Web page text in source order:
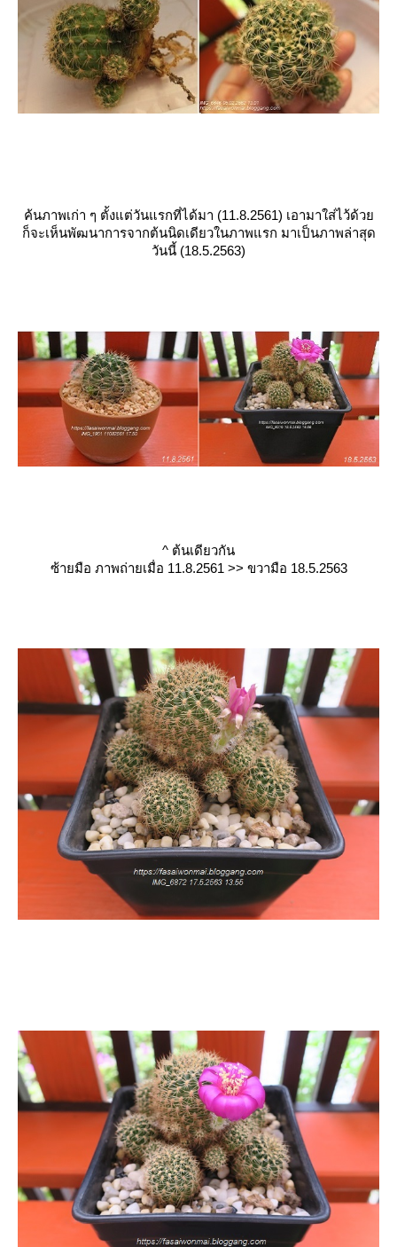
ค้นภาพเก่า ๆ ตั้งแต่วันแรกที่ได้มา (11.8.2561) เอามาใส่ไว้ด้ว
ก็จะเห็นพัฒนาการจากต้นนิดเดียวในภาพแรก มาเป็นภาพล่าสุด
วันนี้ (18.5.2563)
^ ต้นเดียวกัน
ซ้ายมือ ภาพถ่ายเมื่อ 11.8.2561 >> ขวามือ 18.5.2563